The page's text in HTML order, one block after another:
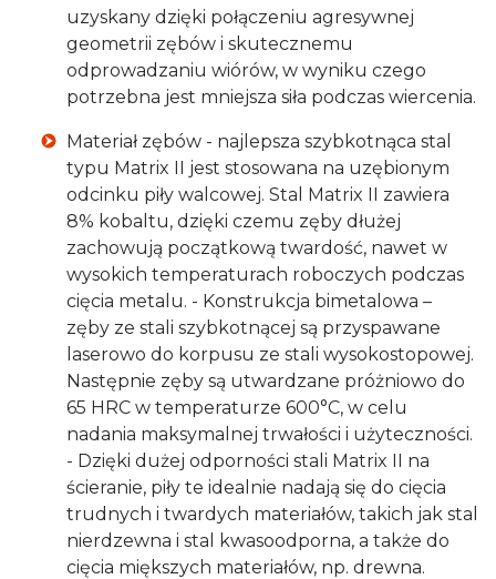
uzyskany dzięki połączeniu agresywnej
geometrii zębów i skutecznemu
odprowadzaniu wiórów, w wyniku czego
potrzebna jest mniejsza siła podczas wiercenia.
Materiał zębów - najlepsza szybkotnąca stal
typu Matrix II jest stosowana na uzębionym
odcinku piły walcowej. Stal Matrix II zawiera
8% kobaltu, dzięki czemu zęby dłużej
zachowują początkową twardość, nawet w
wysokich temperaturach roboczych podczas
cięcia metalu. - Konstrukcja bimetalowa –
zęby ze stali szybkotnącej są przyspawane
laserowo do korpusu ze stali wysokostopowej.
Następnie zęby są utwardzane próżniowo do
65 HRC w temperaturze 600°C, w celu
nadania maksymalnej trwałości i użyteczności.
- Dzięki dużej odporności stali Matrix II na
ścieranie, piły te idealnie nadają się do cięcia
trudnych i twardych materiałów, takich jak stal
nierdzewna i stal kwasoodporna, a także do
cięcia miększych materiałów, np. drewna.